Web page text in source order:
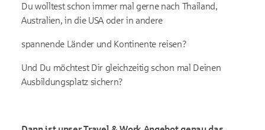
Du wolltest schon immer mal gerne nach Thailand,
Australien, in die USA oder in andere
spannende Länder und Kontinente reisen?
Und Du möchtest Dir gleichzeitig schon mal Deinen
Ausbildungsplatz sichern?